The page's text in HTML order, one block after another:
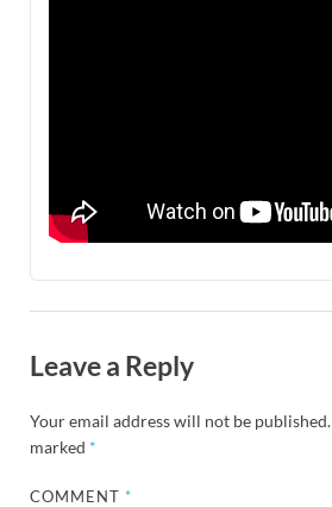
Leave a Reply
Your email address will not be published.
marked *
COMMENT*